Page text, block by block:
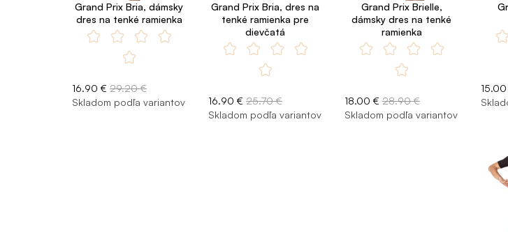
Grand Prix Bria, dámsky
dres na tenké ramienka
16.90 € 29.20 €
Skladom podľa variantov
Grand Prix Bria, dres na
tenké ramienka pre
dievčatá
16.90 € 25.70 €
Skladom podľa variantov
Grand Prix Brielle,
dámsky dres na tenké
ramienka
18.00 € 28.90 €
Skladom podľa variantov